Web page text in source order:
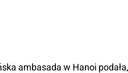
ambasada w Hanoi